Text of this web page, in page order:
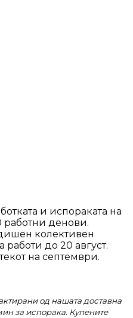
и испораката на
работни денови.
колективен
до 20 август.
на септември.
од нашата доставна
за испорака. Купените